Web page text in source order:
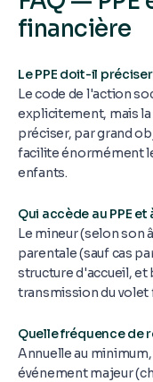
financière
Le PPE doit-il
Le code de l'action
explicitement, mais la
préciser, par grand
facilite énormément
enfants.
Qui accède au PPE
Le mineur (selon son
parentale (sauf cas
structure d'accueil, et
transmission du volet
Quelle fréquence de
Annuelle au
événement majeur